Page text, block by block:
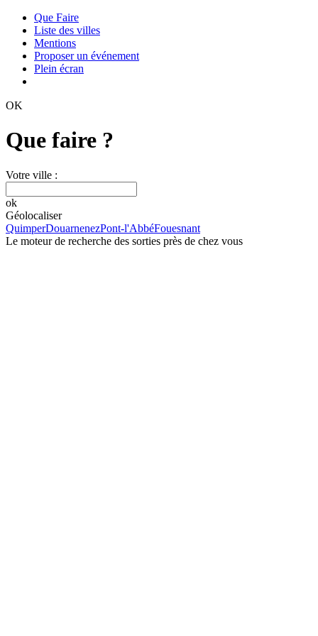
Que Faire
Liste des villes
Mentions
Proposer un événement
Plein écran
OK
Que faire ?
Votre ville :
ok
Géolocaliser
QuimperDouarnenezPont-l'AbbéFouesnant
Le moteur de recherche des sorties près de chez vous